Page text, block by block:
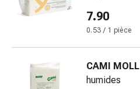
et
élastiques
Compresses
7.90
0.53 / 1 pièce
CAMI MOLL
humides